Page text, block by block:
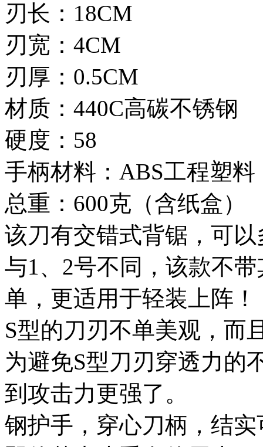
刃长：18CM
刃宽：4CM
刃厚：0.5CM
材质：440C高碳不锈钢
硬度：58
手柄材料：ABS工程塑料
总重：600克（含纸盒）
该刀有交错式背锯，可
与1、2号不同，该款不
单，更适用于轻装上阵！
S型的刀刃不单美观，而
为避免S型刀刃穿透力的
到攻击力更强了。
钢护手，穿心刀柄，结